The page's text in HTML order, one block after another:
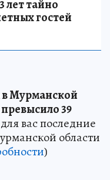
лет тайно
гостей
Мурманской
39
вас последние
области
)